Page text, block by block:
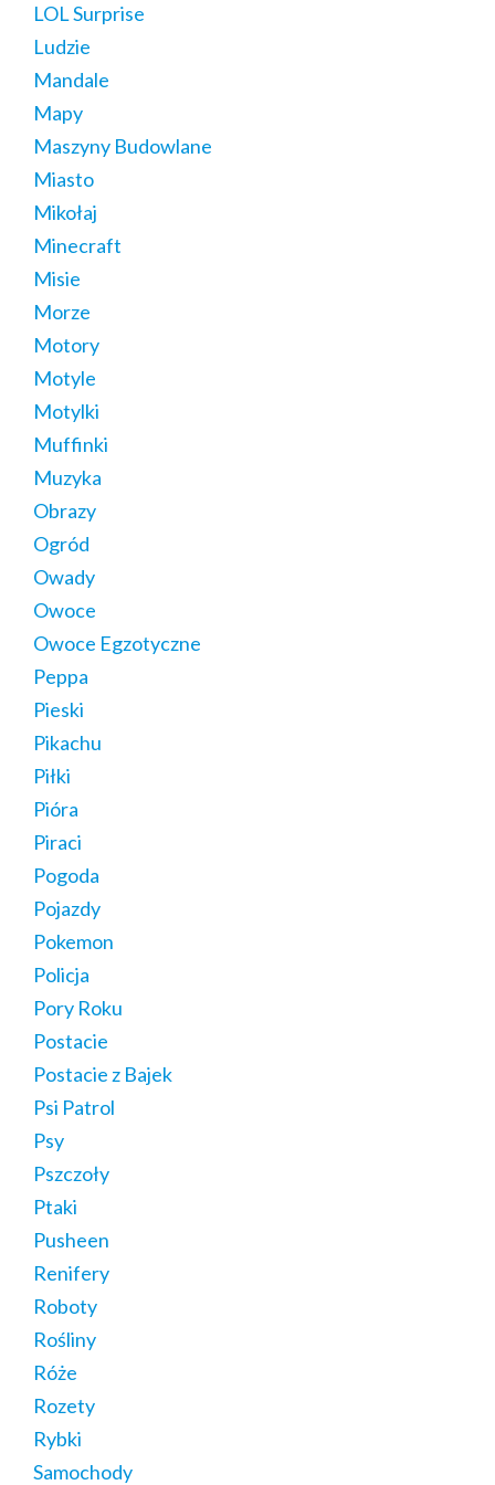
LOL Surprise
Ludzie
Mandale
Mapy
Maszyny Budowlane
Miasto
Mikołaj
Minecraft
Misie
Morze
Motory
Motyle
Motylki
Muffinki
Muzyka
Obrazy
Ogród
Owady
Owoce
Owoce Egzotyczne
Peppa
Pieski
Pikachu
Piłki
Pióra
Piraci
Pogoda
Pojazdy
Pokemon
Policja
Pory Roku
Postacie
Postacie z Bajek
Psi Patrol
Psy
Pszczoły
Ptaki
Pusheen
Renifery
Roboty
Rośliny
Róże
Rozety
Rybki
Samochody